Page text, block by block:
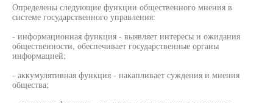
Определены следующие функции общественного мнения в
системе государственного управления:
- информационная функция - выявляет интересы и ожидания
общественности, обеспечивает государственные органы
информацией;
- аккумулятивная функция - накапливает суждения и мнения
общества;